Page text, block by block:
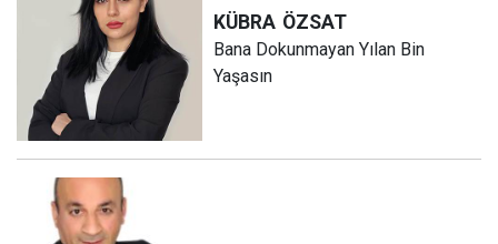
KÜBRA ÖZSAT
Bana Dokunmayan Yılan Bin
Yaşasın